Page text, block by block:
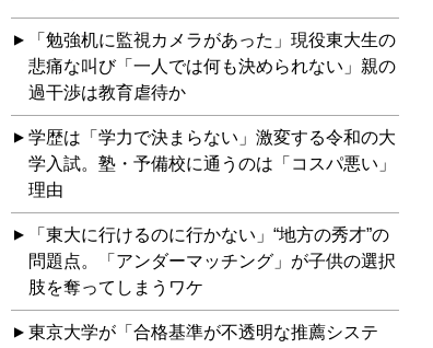
「勉強机に監視カメラがあった」現役東大生の
悲痛な叫び「一人では何も決められない」親の
過干渉は教育虐待か
学歴は「学力で決まらない」激変する令和の大
学入試。塾・予備校に通うのは「コスパ悪い」
理由
「東大に行けるのに行かない」“地方の秀才”の
問題点。「アンダーマッチング」が子供の選択
肢を奪ってしまうワケ
東京大学が「合格基準が不透明な推薦システ